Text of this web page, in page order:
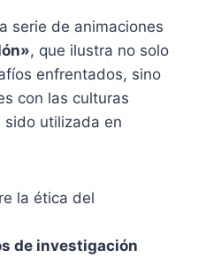
serie de animaciones
, que ilustra no solo
enfrentados, sino
con las culturas
sido utilizada en
la ética del
de investigación